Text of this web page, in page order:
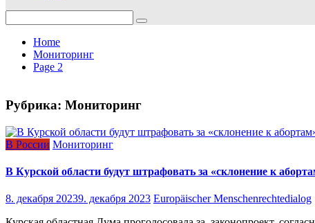
for:
Home
Мониторинг
Page 2
Рубрика: Мониторинг
В России Мониторинг
В Курской области будут штрафовать за «склонение к
8. декабря 20239. декабря 2023 Europäischer Menschenrechtedialog